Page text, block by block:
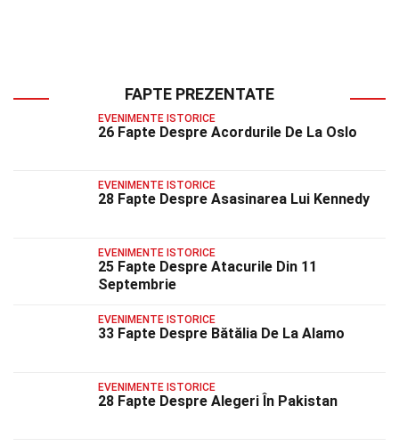
FAPTE PREZENTATE
EVENIMENTE ISTORICE
26 Fapte Despre Acordurile De La Oslo
EVENIMENTE ISTORICE
28 Fapte Despre Asasinarea Lui Kennedy
EVENIMENTE ISTORICE
25 Fapte Despre Atacurile Din 11
Septembrie
EVENIMENTE ISTORICE
33 Fapte Despre Bătălia De La Alamo
EVENIMENTE ISTORICE
28 Fapte Despre Alegeri În Pakistan